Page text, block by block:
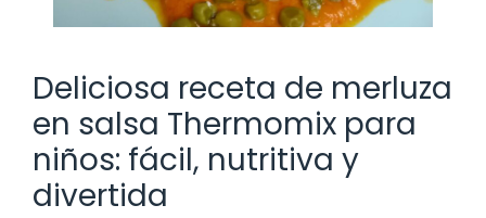
Deliciosa receta de merluza
en salsa Thermomix para
niños: fácil, nutritiva y
divertida